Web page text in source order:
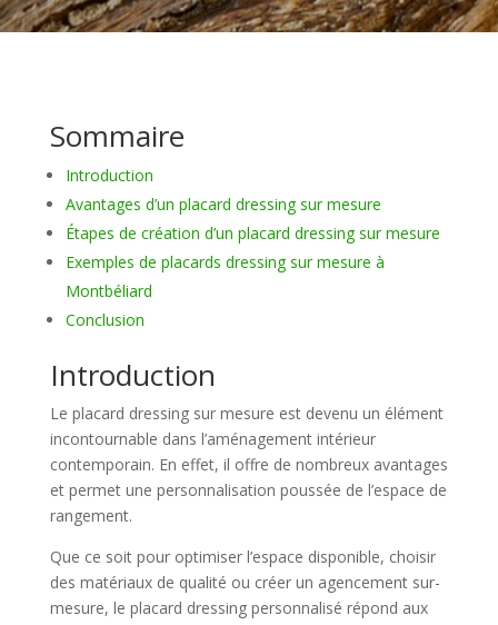
Sommaire
Introduction
Avantages d’un placard dressing sur mesure
Étapes de création d’un placard dressing sur mesure
Exemples de placards dressing sur mesure à
Montbéliard
Conclusion
Introduction
Le placard dressing sur mesure est devenu un élément
incontournable dans l’aménagement intérieur
contemporain. En effet, il offre de nombreux avantages
et permet une personnalisation poussée de l’espace de
rangement.
Que ce soit pour optimiser l’espace disponible, choisir
des matériaux de qualité ou créer un agencement sur-
mesure, le placard dressing personnalisé répond aux